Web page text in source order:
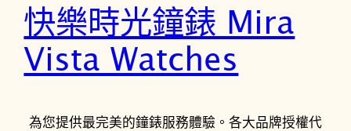
快樂時光鐘錶 Mira
Vista Watches
為您提供最完美的鐘錶服務體驗。各大品牌授權代